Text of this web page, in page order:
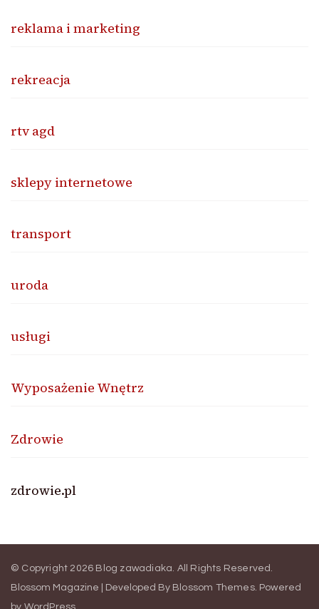
reklama i marketing
rekreacja
rtv agd
sklepy internetowe
transport
uroda
usługi
Wyposażenie Wnętrz
Zdrowie
zdrowie.pl
© Copyright 2026 Blog zawadiaka. All Rights Reserved.
Blossom Magazine | Developed By Blossom Themes. Powered